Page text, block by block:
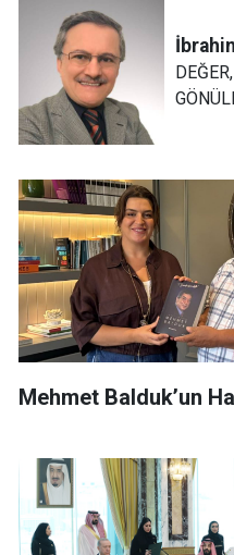
Mehmet Balduk’un